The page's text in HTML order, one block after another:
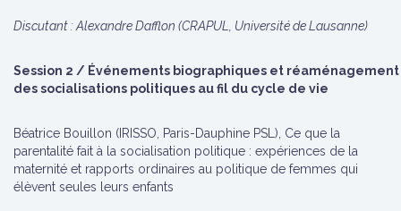
Discutant : Alexandre Dafflon (CRAPUL, Université de Lausanne)
Session 2 / Événements biographiques et réaménagement
des socialisations politiques au fil du cycle de vie
Béatrice Bouillon (IRISSO, Paris-Dauphine PSL), Ce que la
parentalité fait à la socialisation politique : expériences de la
maternité et rapports ordinaires au politique de femmes qui
élèvent seules leurs enfants